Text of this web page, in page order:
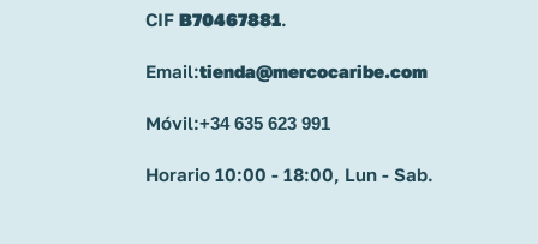
CIF B70467881.
Email:tienda@mercocaribe.com
Móvil:+34 635 623 991
Horario 10:00 - 18:00, Lun - Sab.